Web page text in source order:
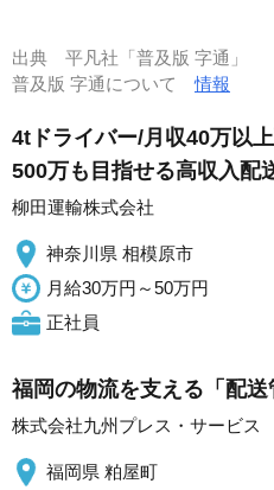
出典 平凡社「普及版 字通」
普及版 字通について情報
4tドライバー/月収40万以
500万も目指せる高収入配
柳田運輸株式会社
神奈川県 相模原市
月給30万円～50万円
正社員
福岡の物流を支える「配
株式会社九州プレス・サービス
福岡県 粕屋町